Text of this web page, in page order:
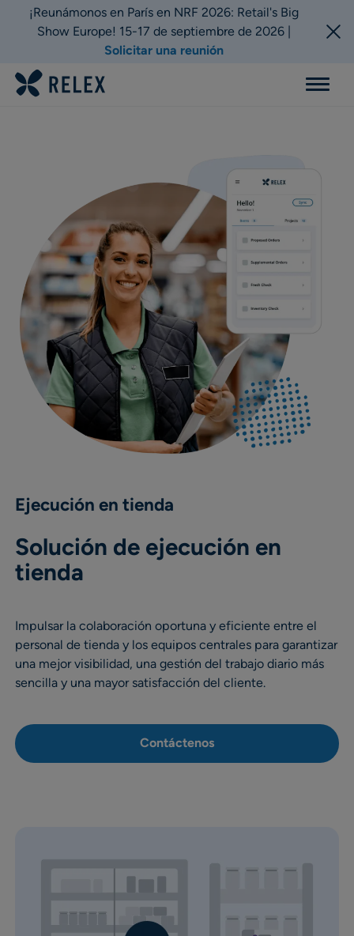
¡Reunámonos en París en NRF 2026: Retail's Big
Show Europe! 15-17 de septiembre de 2026 |
Solicitar una reunión
Menu
Ejecución en tienda
Solución de ejecución en
tienda
Impulsar la colaboración oportuna y eficiente entre el
personal de tienda y los equipos centrales para garantizar
una mejor visibilidad, una gestión del trabajo diario más
sencilla y una mayor satisfacción del cliente.
Contáctenos